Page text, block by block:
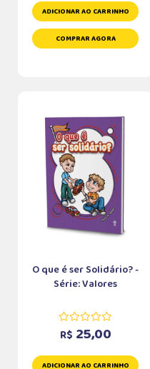
ADICIONAR AO CARRINHO
COMPRAR AGORA
O que é ser Solidário? -
Série: Valores
R$ 25,00
ADICIONAR AO CARRINHO